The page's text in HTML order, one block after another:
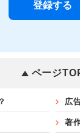
ページ
広
著